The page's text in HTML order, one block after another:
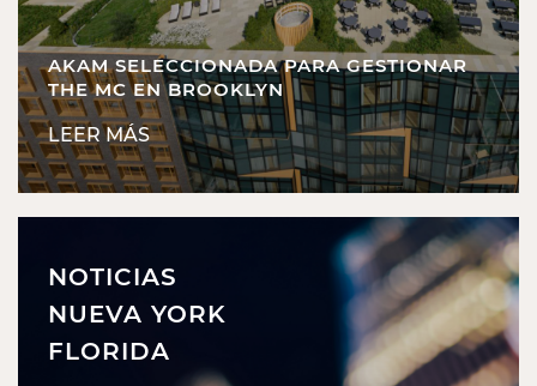
AKAM SELECCIONADA PARA GESTIONAR
THE MC EN BROOKLYN
LEER MÁS
NOTICIAS
NUEVA YORK
FLORIDA